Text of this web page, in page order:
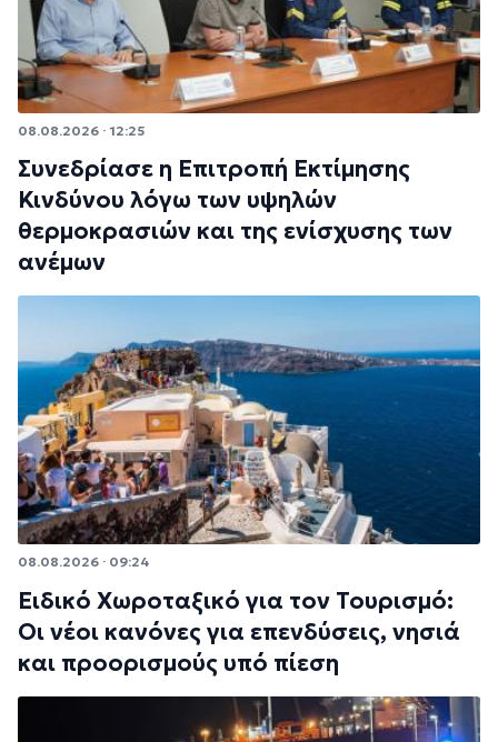
08.08.2026 · 12:25
Συνεδρίασε η Επιτροπή Εκτίμησης
Κινδύνου λόγω των υψηλών
θερμοκρασιών και της ενίσχυσης των
ανέμων
08.08.2026 · 09:24
Ειδικό Χωροταξικό για τον Τουρισμό:
Οι νέοι κανόνες για επενδύσεις, νησιά
και προορισμούς υπό πίεση